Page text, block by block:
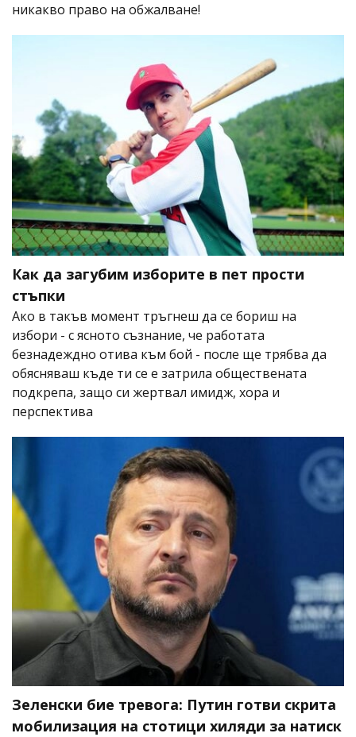
никакво право на обжалване!
Как да загубим изборите в пет прости
стъпки
Ако в такъв момент тръгнеш да се бориш на
избори - с ясното съзнание, че работата
безнадеждно отива към бой - после ще трябва да
обясняваш къде ти се е затрила обществената
подкрепа, защо си жертвал имидж, хора и
перспектива
Зеленски бие тревога: Путин готви скрита
мобилизация на стотици хиляди за натиск